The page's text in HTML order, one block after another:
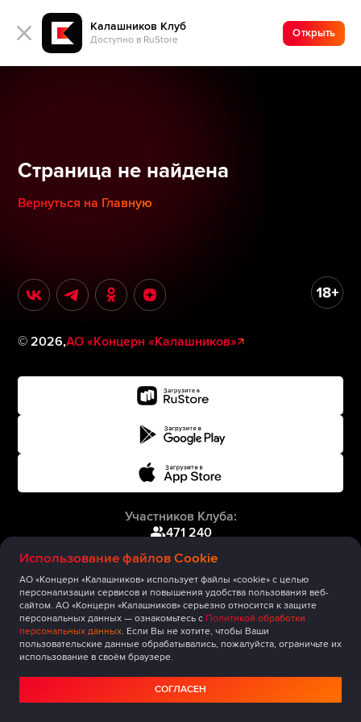
Калашников Клуб
Доступно в RuStore
Открыть
Использование файлов Cookie
АО «Концерн «Калашников» использует файлы «cookie» с целью
персонализации сервисов и повышения удобства пользования веб-
сайтом. АО «Концерн «Калашников» серьезно относится к защите
персональных данных — ознакомьтесь с Политикой обработки
персональных данных. Если Вы не хотите, чтобы Ваши
пользовательские данные обрабатывались, пожалуйста, ограничьте их
использование в своём браузере.
СОГЛАСЕН
Страница не найдена
Вернуться на Главную
©2026,АО «Концерн «Калашников»
Участников Клуба:
471 240